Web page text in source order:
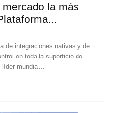
la más
de integraciones nativas y de
en toda la superficie de
mundial...